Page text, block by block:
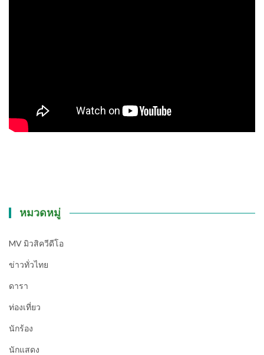
หมวดหมู่
MV มิวสิควีดีโอ
ข่าวทั่วไทย
ดารา
ท่องเที่ยว
นักร้อง
นักแสดง